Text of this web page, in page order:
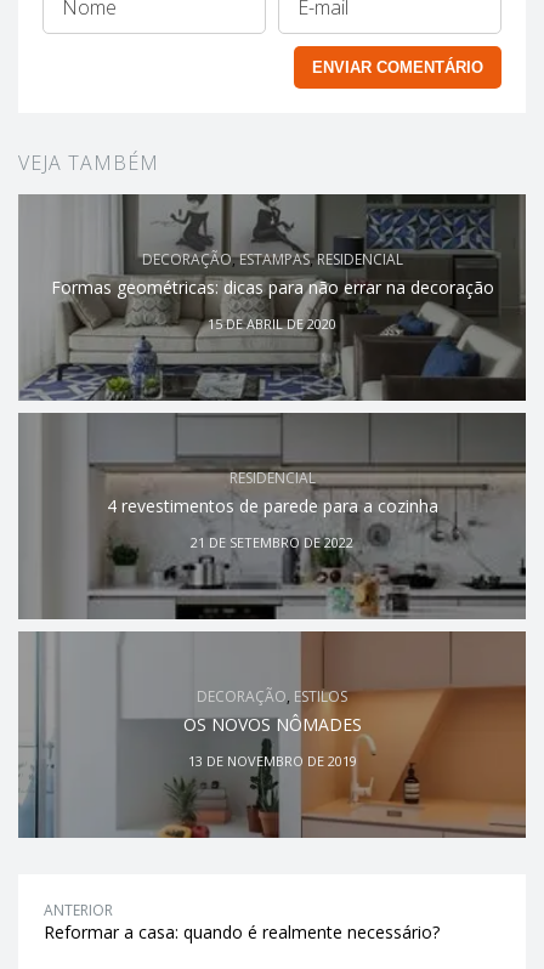
VEJA TAMBÉM
DECORAÇÃO,ESTAMPAS,RESIDENCIAL
Formas geométricas: dicas para não errar na decoração
15 DE ABRIL DE 2020
RESIDENCIAL
4 revestimentos de parede para a cozinha
21 DE SETEMBRO DE 2022
DECORAÇÃO, ESTILOS
OS NOVOS NÔMADES
13 DE NOVEMBRO DE 2019
ANTERIOR
Reformar a casa: quando é realmente necessário?